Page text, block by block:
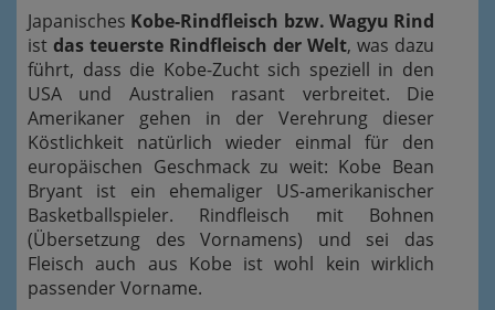
Japanisches Kobe-Rindfleisch bzw. Wagyu Rind
ist das teuerste Rindfleisch der Welt, was dazu
führt, dass die Kobe-Zucht sich speziell in den
USA und Australien rasant verbreitet. Die
Amerikaner gehen in der Verehrung dieser
Köstlichkeit natürlich wieder einmal für den
europäischen Geschmack zu weit: Kobe Bean
Bryant ist ein ehemaliger US-amerikanischer
Basketballspieler. Rindfleisch mit Bohnen
(Übersetzung des Vornamens) und sei das
Fleisch auch aus Kobe ist wohl kein wirklich
passender Vorname.